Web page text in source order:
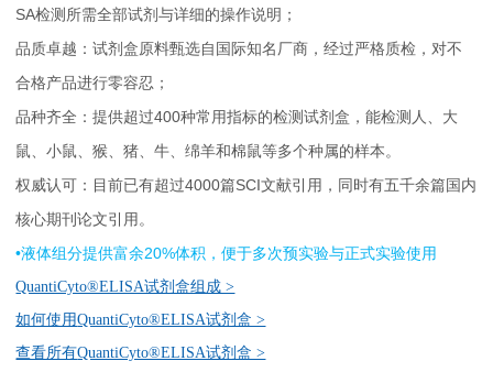
服务支持
文献引用
技术支持 订购指南
资源中心
样本处理 实验流程
常见问题
操作视频
SA检测所需全部试剂与详细的操作说明；
品质卓越：试剂盒原料甄选自国际知名厂商，经过严格质检，对不
合格产品进行零容忍；
品种齐全：提供超过400种常用指标的检测试剂盒，能检测人、大
鼠、小鼠、猴、猪、牛、绵羊和棉鼠等多个种属的样本。
权威认可：目前已有超过4000篇SCI文献引用，同时有五千余篇国内
核心期刊论文引用。
•液体组分提供富余20%体积，便于多次预实验与正式实验使用
QuantiCyto®ELISA试剂盒组成 >
如何使用QuantiCyto®ELISA试剂盒 >
查看所有QuantiCyto®ELISA试剂盒 >